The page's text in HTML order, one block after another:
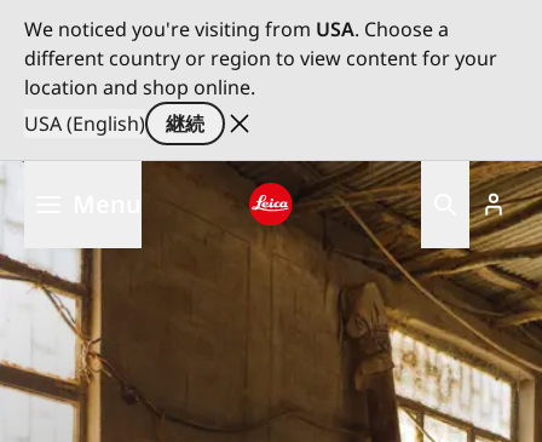
We noticed you're visiting from USA. Choose a
different country or region to view content for your
location and shop online.
USA (English)
継続
メ
ン
コ
ツ
Leica logo - Home